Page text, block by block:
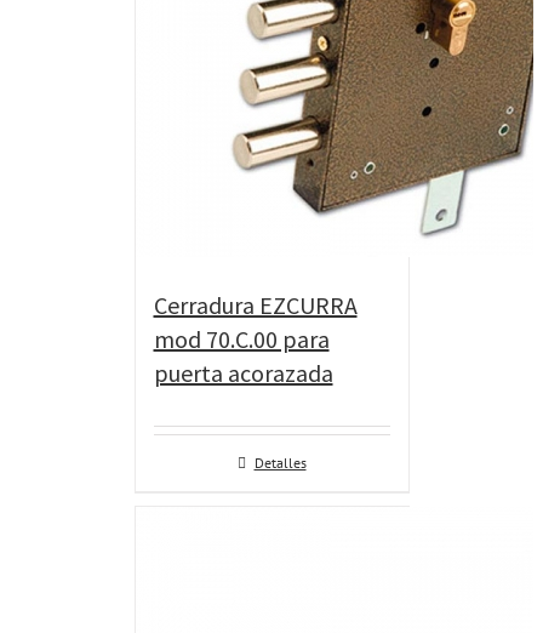
Cerradura EZCURRA
mod 70.C.00 para
puerta acorazada
Detalles